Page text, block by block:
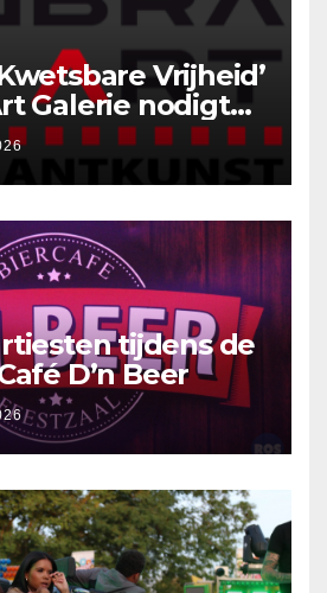
Vrijheid’
Galerie nodigt
en
tijdens de
D’n Beer